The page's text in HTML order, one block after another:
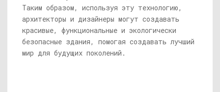
Таким образом, используя эту технологию,
архитекторы и дизайнеры могут создавать
красивые, функциональные и экологически
безопасные здания, помогая создавать лучший
мир для будущих поколений.